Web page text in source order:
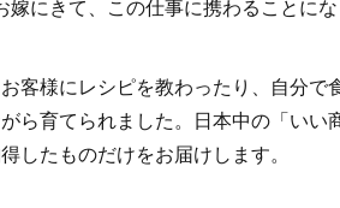
にきて、この仕事に携わることにな
客様にレシピを教わったり、自分で
ら育てられました。日本中の「いい
したものだけをお届けします。